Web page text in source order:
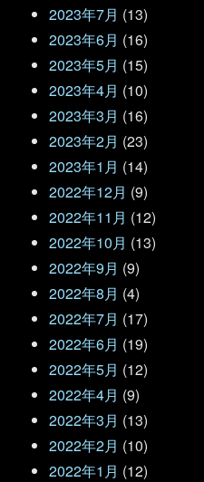
2023年7月 (13)
2023年6月 (16)
2023年5月 (15)
2023年4月 (10)
2023年3月 (16)
2023年2月 (23)
2023年1月 (14)
2022年12月 (9)
2022年11月 (12)
2022年10月 (13)
2022年9月 (9)
2022年8月 (4)
2022年7月 (17)
2022年6月 (19)
2022年5月 (12)
2022年4月 (9)
2022年3月 (13)
2022年2月 (10)
2022年1月 (12)